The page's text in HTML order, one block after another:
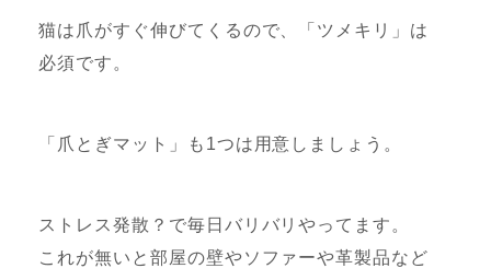
猫は爪がすぐ伸びてくるので、「ツメキリ」は
必須です。
「爪とぎマット」も1つは用意しましょう。
ストレス発散？で毎日バリバリやってます。
これが無いと部屋の壁やソファーや革製品など